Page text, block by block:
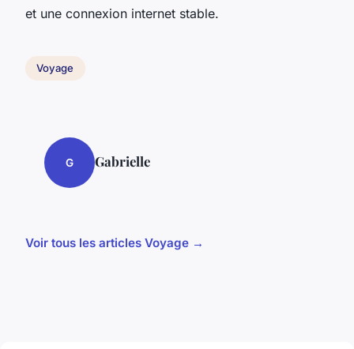
et une connexion internet stable.
Voyage
G Gabrielle
Voir tous les articles Voyage →